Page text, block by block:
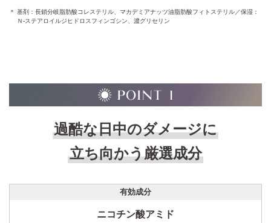
基剤：長鎖分岐脂肪酸コレステリル、マカデミアナッツ油脂肪酸フィトステリル／保湿：
Ｎ-ステアロイルジヒドロスフィンゴシン、濃グリセリン
過酷な日中のダメージに
立ち向かう厳選成分
有効成分
ニコチン酸アミド